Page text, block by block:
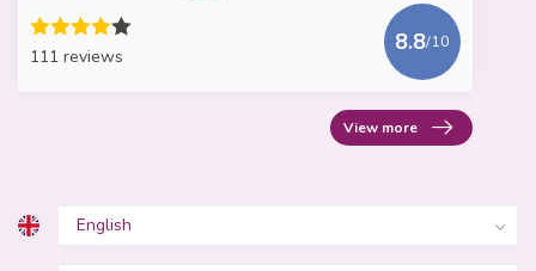
111 reviews
8.8/10
View more